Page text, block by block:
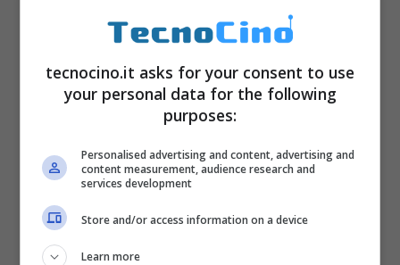
aperte per portarle in primo piano o in
secondo, è facile perdersi. Peccato per la
batteriada sole 3 ore di autonomia. Infine il
costo: superiore ai1000 euro, non pochi, ne
galleggia, in attesa di una prova più
tecnocino.it asks for your consent to use
your personal data for the following
purposes:
Personalised advertising and content, advertising and
content measurement, audience research and
services development
Store and/or access information on a device
Learn more